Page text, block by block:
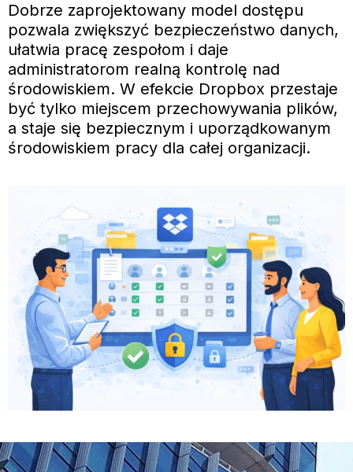
Dobrze zaprojektowany model dostępu
pozwala zwiększyć bezpieczeństwo danych,
ułatwia pracę zespołom i daje
administratorom realną kontrolę nad
środowiskiem. W efekcie Dropbox przestaje
być tylko miejscem przechowywania plików,
a staje się bezpiecznym i uporządkowanym
środowiskiem pracy dla całej organizacji.